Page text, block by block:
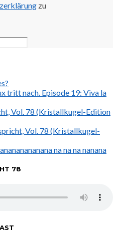
zu
tritt nach. Episode 19: Viva la
Vol. 78 (Kristallkugel-Edition
Vol. 78 (Kristallkugel-
na na na nanana
78